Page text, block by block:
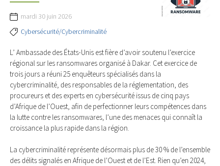
mardi 30 juin 2026
Cybersécurité/Cybercriminalité
L’ Ambassade des États-Unis est fière d’avoir soutenu l’exercice
régional sur les ransomwares organisé à Dakar. Cet exercice de
trois jours a réuni 25 enquêteurs spécialisés dans la
cybercriminalité, des responsables de la réglementation, des
procureurs et des experts en cybersécurité issus de cinq pays
d’Afrique de l’Ouest, afin de perfectionner leurs compétences dans
la lutte contre les ransomwares, l’une des menaces qui connaît la
croissance la plus rapide dans la région.
La cybercriminalité représente désormais plus de 30 % de l’ensemble
des délits signalés en Afrique de l’Ouest et de l’Est. Rien qu’en 2024,